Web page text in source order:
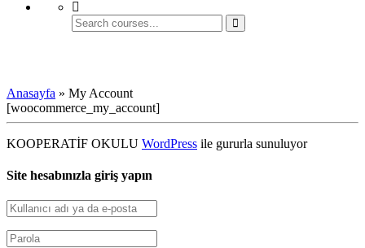
Anasayfa » My Account
[woocommerce_my_account]
KOOPERATİF OKULU WordPress ile gururla sunuluyor
Site hesabınızla giriş yapın